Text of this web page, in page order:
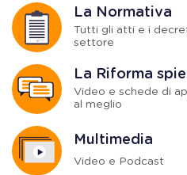
La Normativa
Tutti gli atti e i
settore
La Riforma
Video e schede di
al meglio
Multimedia
Video e Podcast